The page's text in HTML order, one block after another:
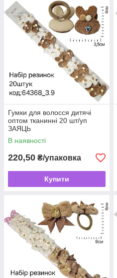
Гумки для волосся дитячі
оптом тканинні 20 шт/уп
ЗАЯЦЬ
В наявності
220,50 ₴/упаковка
Купити